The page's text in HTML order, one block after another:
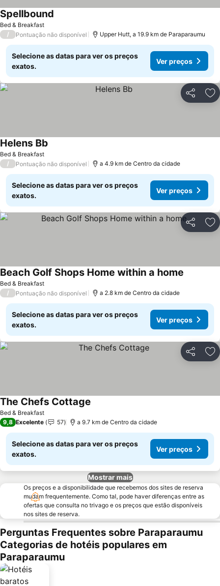
Bed & Breakfast
Spellbound
/ Pontuação não disponível Upper Hutt, a 19.9 km de Paraparaumu
Selecione as datas para ver os preços
exatos.
Ver preços
Partilhar
Bed & Breakfast
Helens Bb
/ Pontuação não disponível a 4.9 km de Centro da cidade
Selecione as datas para ver os preços
exatos.
Ver preços
Partilhar
Bed & Breakfast
Beach Golf Shops Home within a home
/ Pontuação não disponível a 2.8 km de Centro da cidade
Selecione as datas para ver os preços
exatos.
Ver preços
Partilhar
Bed & Breakfast
The Chefs Cottage
9,8 Excelente 57 a 9.7 km de Centro da cidade
Selecione as datas para ver os preços
exatos.
Ver preços
Mostrar mais
Os preços e a disponibilidade que recebemos dos sites de reserva
mudam frequentemente. Como tal, pode haver diferenças entre as
ofertas que consulta no trivago e os preços que estão disponíveis
nos sites de reserva.
Perguntas Frequentes sobre Paraparaumu
Categorias de hotéis populares em
Paraparaumu